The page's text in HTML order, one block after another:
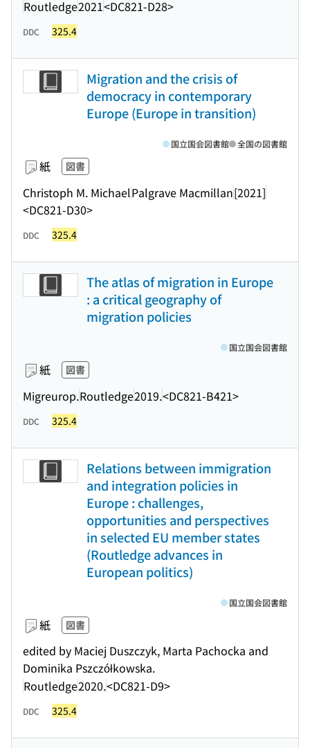
Routledge2021<DC821-D28>
DDC 325.4
Migration and the crisis of
democracy in contemporary
Europe (Europe in transition)
紙 図書
Christoph M. MichaelPalgrave Macmillan[2021]
<DC821-D30>
国立国会図書館 全国の図書館
DDC 325.4
The atlas of migration in Europe
: a critical geography of
migration policies
紙 図書
Migreurop.Routledge2019.<DC821-B421>
国立国会図書館
DDC 325.4
Relations between immigration
and integration policies in
Europe : challenges,
opportunities and perspectives
in selected EU member states
(Routledge advances in
European politics)
紙 図書
edited by Maciej Duszczyk, Marta Pachocka and
Dominika Pszczółkowska.
Routledge2020.<DC821-D9>
国立国会図書館
DDC 325.4